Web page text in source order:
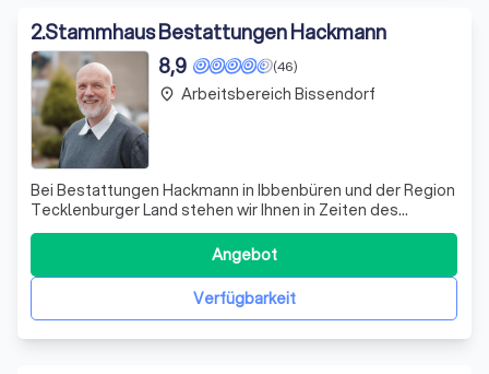
2.Stammhaus Bestattungen Hackmann
(46)
8,9
Bei Bestattungen Hackmann in Ibbenbüren und der Region
Tecklenburger Land stehen wir Ihnen in Zeiten des
Abschieds mit Würde und Respekt zur Seite. Unser
Familienunternehmen, das seit fast einem Jahrhundert
besteht, hat es sich zur Aufgabe gemacht, Sie umfassend
und einfühlsam zu unterstützen. Wir b
Verfügbarkeit
Angebot
place Arbeitsbereich Bissendorf